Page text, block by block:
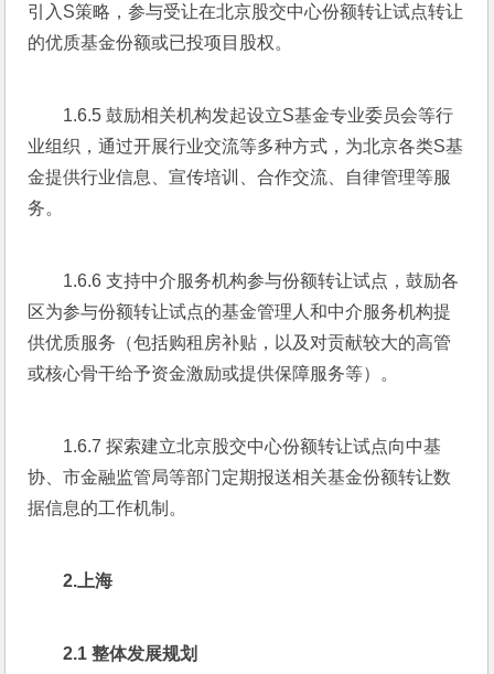
引入S策略，参与受让在北京股交中心份额转让试点转让
的优质基金份额或已投项目股权。
1.6.5 鼓励相关机构发起设立S基金专业委员会等行
业组织，通过开展行业交流等多种方式，为北京各类S基
金提供行业信息、宣传培训、合作交流、自律管理等服
务。
1.6.6 支持中介服务机构参与份额转让试点，鼓励各
区为参与份额转让试点的基金管理人和中介服务机构提
供优质服务（包括购租房补贴，以及对贡献较大的高管
或核心骨干给予资金激励或提供保障服务等）。
1.6.7 探索建立北京股交中心份额转让试点向中基
协、市金融监管局等部门定期报送相关基金份额转让数
据信息的工作机制。
2. 上海
2.1 整体发展规划